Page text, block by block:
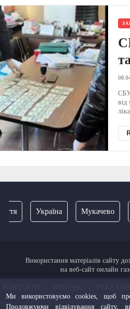
СБУ
від
Україна Мукачево
Використання матеріалів сайту
на веб-сайт онлайн
Ми використовуємо cookies, щоб
Продовжуючи відвідування